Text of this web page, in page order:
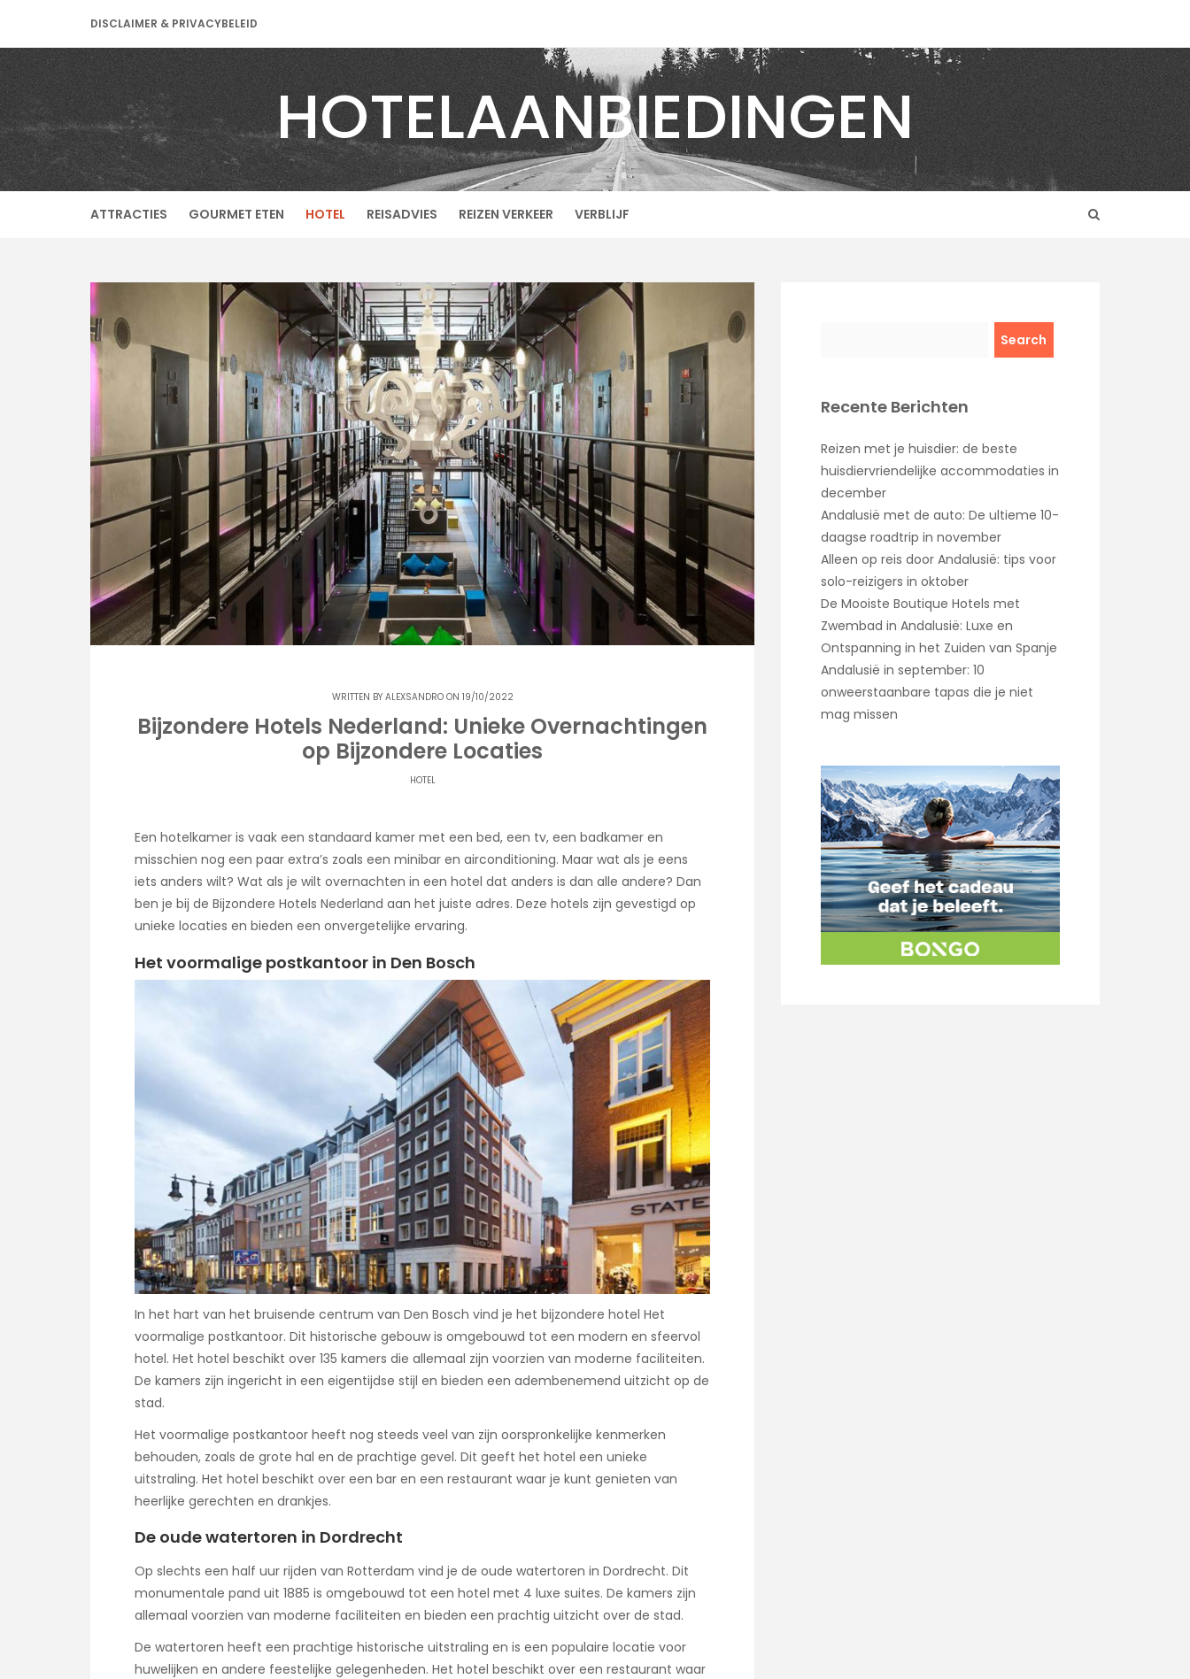
content
DISCLAIMER & PRIVACYBELEID
HOTELAANBIEDINGEN
ATTRACTIES GOURMET ETEN HOTEL REISADVIES REIZEN VERKEER VERBLIJF
WRITTEN BY ALEXSANDROON 19/10/2022
Bijzondere Hotels Nederland: Unieke Overnachtingen
op Bijzondere Locaties
HOTEL
Een hotelkamer is vaak een standaard kamer met een bed, een tv, een badkamer en
misschien nog een paar extra’s zoals een minibar en airconditioning. Maar wat als je eens
iets anders wilt? Wat als je wilt overnachten in een hotel dat anders is dan alle andere? Dan
ben je bij de Bijzondere Hotels Nederland aan het juiste adres. Deze hotels zijn gevestigd op
unieke locaties en bieden een onvergetelijke ervaring.
Het voormalige postkantoor in Den Bosch
In het hart van het bruisende centrum van Den Bosch vind je het bijzondere hotel Het
voormalige postkantoor. Dit historische gebouw is omgebouwd tot een modern en sfeervol
hotel. Het hotel beschikt over 135 kamers die allemaal zijn voorzien van moderne faciliteiten.
De kamers zijn ingericht in een eigentijdse stijl en bieden een adembenemend uitzicht op de
stad.
Het voormalige postkantoor heeft nog steeds veel van zijn oorspronkelijke kenmerken
behouden, zoals de grote hal en de prachtige gevel. Dit geeft het hotel een unieke
uitstraling. Het hotel beschikt over een bar en een restaurant waar je kunt genieten van
heerlijke gerechten en drankjes.
De oude watertoren in Dordrecht
Op slechts een half uur rijden van Rotterdam vind je de oude watertoren in Dordrecht. Dit
monumentale pand uit 1885 is omgebouwd tot een hotel met 4 luxe suites. De kamers zijn
allemaal voorzien van moderne faciliteiten en bieden een prachtig uitzicht over de stad.
De watertoren heeft een prachtige historische uitstraling en is een populaire locatie voor
huwelijken en andere feestelijke gelegenheden. Het hotel beschikt over een restaurant waar
Recente Berichten
Reizen met je huisdier: de beste
huisdiervriendelijke accommodaties in
december
Andalusië met de auto: De ultieme 10-
daagse roadtrip in november
Alleen op reis door Andalusië: tips voor
solo-reizigers in oktober
De Mooiste Boutique Hotels met
Zwembad in Andalusië: Luxe en
Ontspanning in het Zuiden van Spanje
Andalusië in september: 10
onweerstaanbare tapas die je niet
mag missen